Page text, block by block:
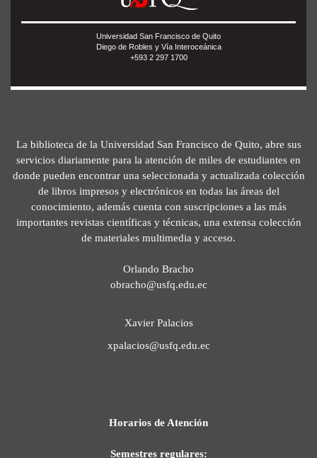
Universidad San Francisco de Quito
Diego de Robles y Vía Interoceánica
+593 2 297 1700
La biblioteca de la Universidad San Francisco de Quito, abre sus
servicios diariamente para la atención de miles de estudiantes en
donde pueden encontrar una seleccionada y actualizada colección
de libros impresos y electrónicos en todas las áreas del
conocimiento, además cuenta con suscripciones a las más
importantes revistas científicas y técnicas, una extensa colección
de materiales multimedia y acceso.
Orlando Bracho
obracho@usfq.edu.ec
Xavier Palacios
xpalacios@usfq.edu.ec
Horarios de Atención
Semestres regulares: